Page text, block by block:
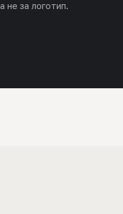
не за логотип.